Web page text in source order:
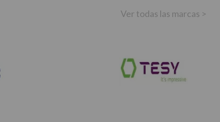
Ver todas las marcas >